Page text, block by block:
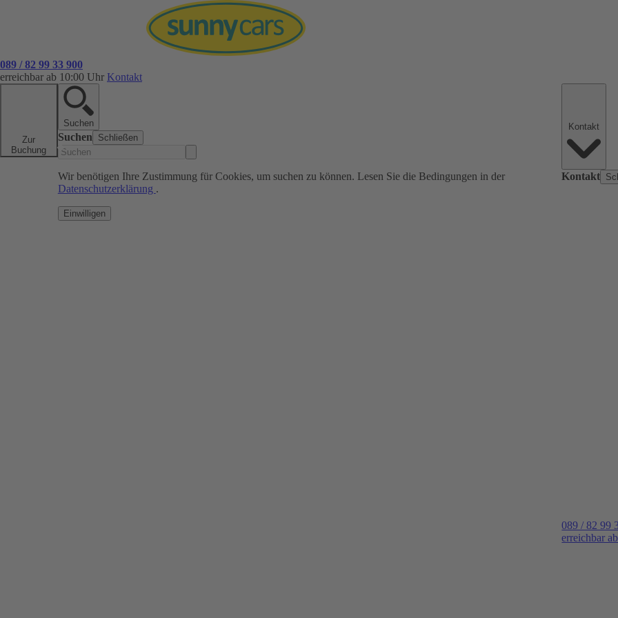
089 / 82 99 33 900
erreichbar ab 10:00 Uhr Kontakt
Zur
Buchung
Suchen
Suchen Schließen
Wir benötigen Ihre Zustimmung für Cookies, um suchen zu können. Lesen Sie die Bedingungen in der
Datenschutzerklärung .
Einwilligen
Kontakt
089 / 82 99
erreichbar